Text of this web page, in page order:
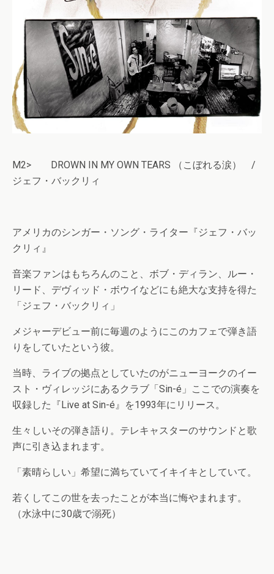
M2> DROWN IN MY OWN TEARS （こぼれる涙） /
ジェフ・バックリィ
アメリカのシンガー・ソング・ライター『ジェフ・バッ
クリィ』
音楽ファンはもちろんのこと、ボブ・ディラン、ルー・
リード、デヴィッド・ボウイなどにも絶大な支持を得た
「ジェフ・バックリィ」
メジャーデビュー前に毎週のようにこのカフェで弾き語
りをしていたという彼。
当時、ライブの拠点としていたのがニューヨークのイー
スト・ヴィレッジにあるクラブ「Sin-é」ここでの演奏を
収録した『Live at Sin-é』を1993年にリリース。
生々しいその弾き語り。テレキャスターのサウンドと歌
声に引き込まれます。
「素晴らしい」希望に満ちていてイキイキとしていて。
若くしてこの世を去ったことが本当に悔やまれます。
（水泳中に30歳で溺死）